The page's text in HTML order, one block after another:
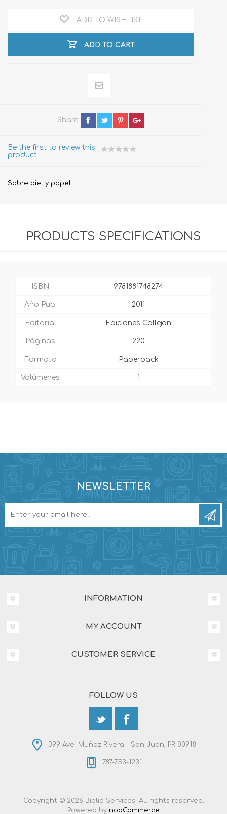
ADD TO WISHLIST
ADD TO CART
Share
Be the first to review this
product
Sobre piel y papel
PRODUCTS SPECIFICATIONS
ISBN 9781881748274
Año Pub. 2011
Editorial Ediciones Callejon
Páginas 220
Formato Paperback
Volúmenes 1
NEWSLETTER
INFORMATION
MY ACCOUNT
CUSTOMER SERVICE
FOLLOW US
399 Ave. Muñoz Rivera - San Juan, PR 00918
787-753-1231
Copyright © 2026 Biblio Services. All rights reserved.
Powered by nopCommerce